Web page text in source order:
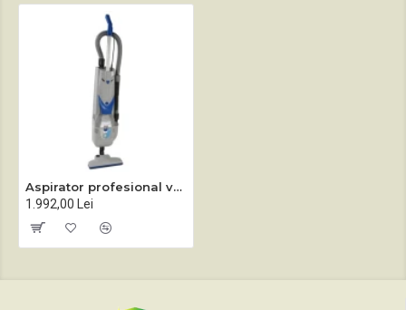
Aspirator profesional vertical Lindhaus HEALTHCARE pro
1.992,00 Lei